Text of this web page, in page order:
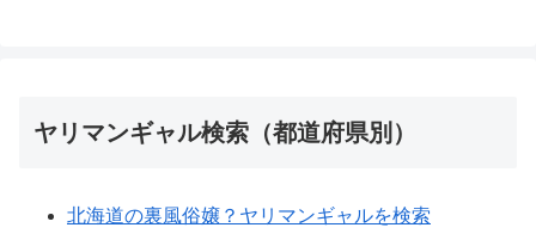
ヤリマンギャル検索（都道府県別）
北海道の裏風俗嬢？ヤリマンギャルを検索